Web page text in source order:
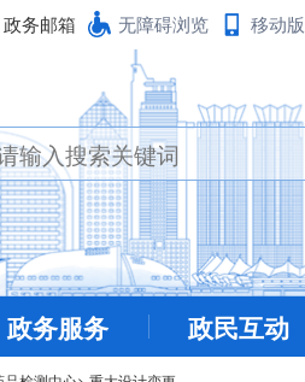
政务邮箱 无障碍浏览 移动版
政务服务 政民互动